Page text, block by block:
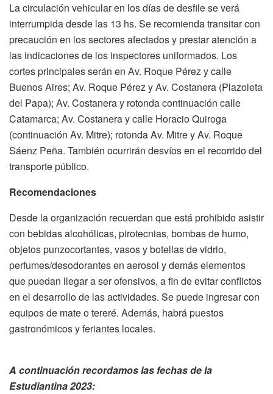
La circulación vehicular en los días de desfile se verá
interrumpida desde las 13 hs. Se recomienda transitar con
precaución en los sectores afectados y prestar atención a
las indicaciones de los inspectores uniformados. Los
cortes principales serán en Av. Roque Pérez y calle
Buenos Aires; Av. Roque Pérez y Av. Costanera (Plazoleta
del Papa); Av. Costanera y rotonda continuación calle
Catamarca; Av. Costanera y calle Horacio Quiroga
(continuación Av. Mitre); rotonda Av. Mitre y Av. Roque
Sáenz Peña. También ocurrirán desvíos en el recorrido del
transporte público.
Recomendaciones
Desde la organización recuerdan que está prohibido asistir
con bebidas alcohólicas, pirotecnias, bombas de humo,
objetos punzocortantes, vasos y botellas de vidrio,
perfumes/desodorantes en aerosol y demás elementos
que puedan llegar a ser ofensivos, a fin de evitar conflictos
en el desarrollo de las actividades. Se puede ingresar con
equipos de mate o tereré. Además, habrá puestos
gastronómicos y feriantes locales.
A continuación recordamos las fechas de la
Estudiantina 2023: